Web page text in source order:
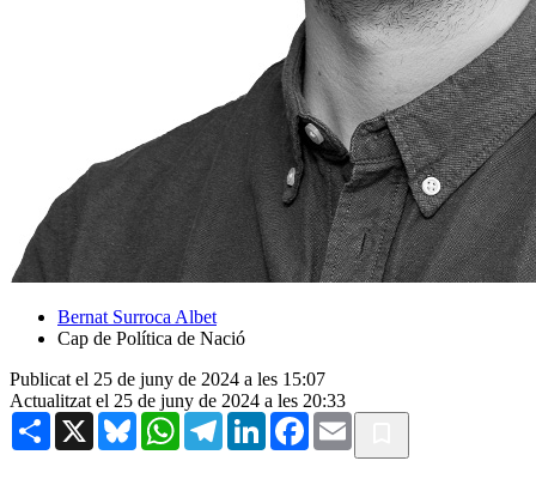
Bernat Surroca Albet
Cap de Política de Nació
Publicat el 25 de juny de 2024 a les 15:07
Actualitzat el 25 de juny de 2024 a les 20:33
Share X BlueskyWhatsAppTelegramLinkedInFacebook
Email